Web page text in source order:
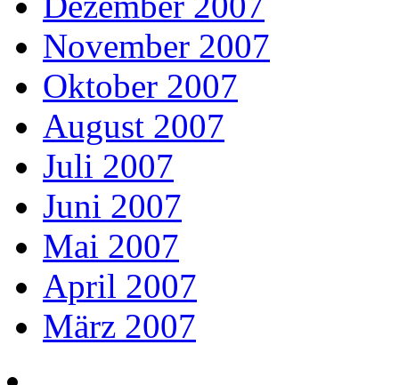
November 2007
Oktober 2007
August 2007
Juli 2007
Juni 2007
Mai 2007
April 2007
März 2007